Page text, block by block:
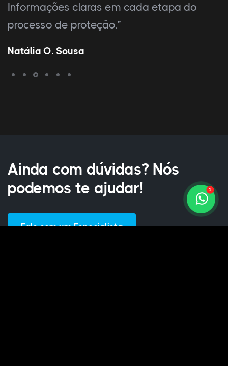
atenciosa. Registro correto e dentro do
prazo, garantindo segurança jurídica.”
Amanda S. Ferreira
Ainda com dúvidas? Nós
podemos te ajudar!
Fale com um Especialista
1